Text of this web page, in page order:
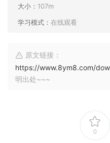
大小： 107m
学习模式： 在线观看
原文链接：
https://www.8ym8.com/
明出处~~~
0